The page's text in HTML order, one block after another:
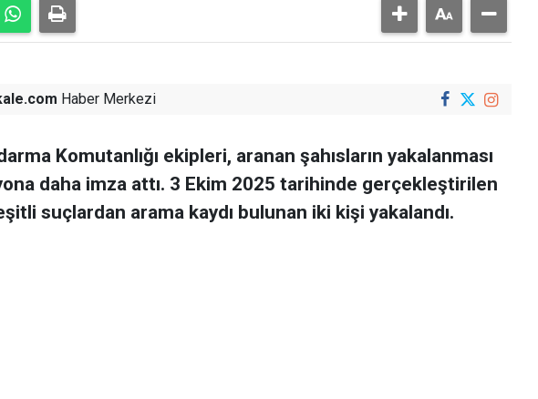
Haber Merkezi
Komutanlığı ekipleri, aranan şahısların yakalanması
daha imza attı. 3 Ekim 2025 tarihinde gerçekleştirilen
suçlardan arama kaydı bulunan iki kişi yakalandı.